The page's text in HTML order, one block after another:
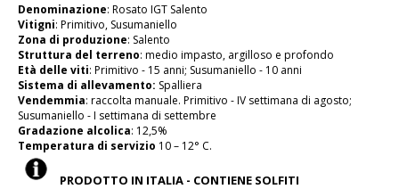
Denominazione: Rosato IGT Salento
Vitigni: Primitivo, Susumaniello
Zona di produzione: Salento
Struttura del terreno: medio impasto, argilloso e profondo
Età delle viti: Primitivo - 15 anni; Susumaniello - 10 anni
Sistema di allevamento: Spalliera
Vendemmia: raccolta manuale. Primitivo - IV settimana di agosto;
Susumaniello - I settimana di settembre
Gradazione alcolica: 12,5%
Temperatura di servizio 10 – 12° C.
PRODOTTO IN ITALIA - CONTIENE SOLFITI